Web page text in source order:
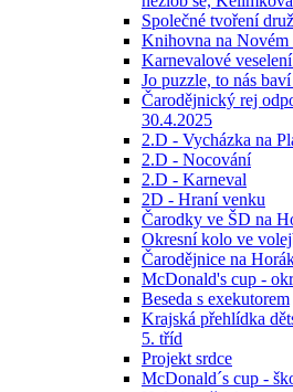
Společné tvoření
Knihovna na
Karnevalové
Jo puzzle, to nás
Čarodějnický rej
30.4.2025
2.D - Vycházka na
2.D - Nocování
2.D - Karneval
2D - Hraní venku
Čarodky ve ŠD na
Okresní kolo ve
Čarodějnice na
McDonald's cup -
Beseda s exekutorem
Krajská přehlídka
5. tříd
Projekt srdce
McDonald´s cup -